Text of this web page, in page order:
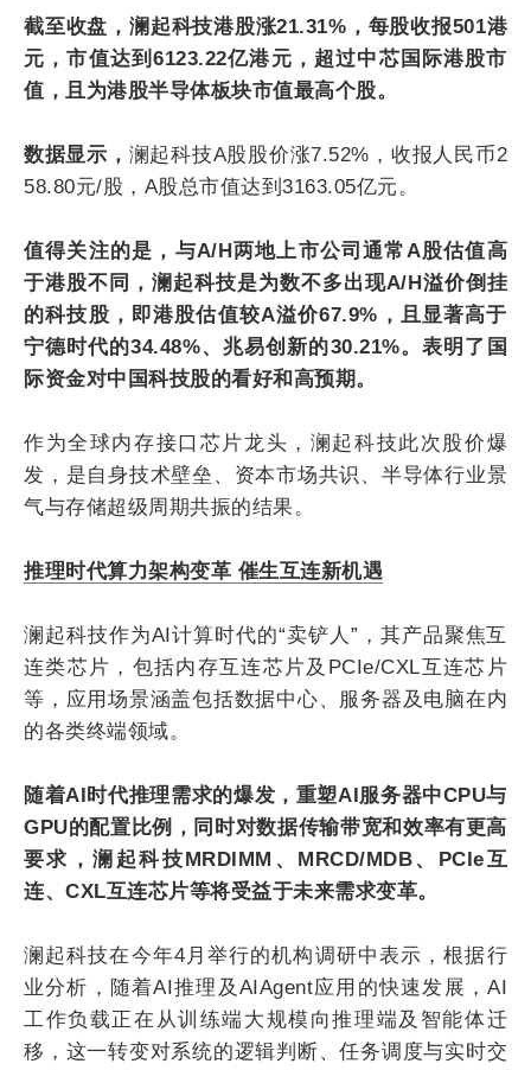
截至收盘，澜起科技港股涨21.31%，每股收报501港
元，市值达到6123.22亿港元，超过中芯国际港股市
值，且为港股半导体板块市值最高个股。
数据显示， 澜起科技A股股价涨7.52%，收报人民币2
58.80元/股，A股总市值达到3163.05亿元。
值得关注的是，与A/H两地上市公司通常A股估值高
于港股不同，澜起科技是为数不多出现A/H溢价倒挂
的科技股，即港股估值较A溢价67.9%，且显著高于
宁德时代的34.48%、兆易创新的30.21%。表明了国
际资金对中国科技股的看好和高预期。
作为全球内存接口芯片龙头，澜起科技此次股价爆
发，是自身技术壁垒、资本市场共识、半导体行业景
气与存储超级周期共振的结果。
推理时代算力架构变革 催生互连新机遇
澜起科技作为AI计算时代的“卖铲人”，其产品聚焦互
连类芯片，包括内存互连芯片及PCIe/CXL互连芯片
等，应用场景涵盖包括数据中心、服务器及电脑在内
的各类终端领域。
随着AI时代推理需求的爆发，重塑AI服务器中CPU与
GPU的配置比例，同时对数据传输带宽和效率有更高
要求，澜起科技MRDIMM、MRCD/MDB、PCIe互
连、CXL互连芯片等将受益于未来需求变革。
澜起科技在今年4月举行的机构调研中表示，根据行
业分析，随着AI推理及AIAgent应用的快速发展，AI
工作负载正在从训练端大规模向推理端及智能体迁
移，这一转变对系统的逻辑判断、任务调度与实时交